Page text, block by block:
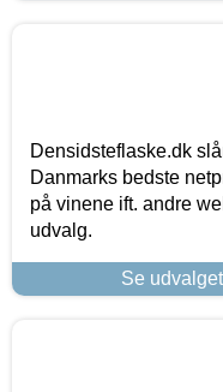
Densidsteflaske.dk
Danmarks bedste
på vinene ift. andre
udvalg.
Se